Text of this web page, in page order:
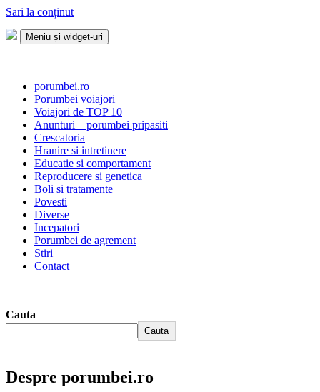
Sari la conținut
Meniu și widget-uri
porumbei.ro
Porumbei voiajori
Voiajori de TOP 10
Anunturi – porumbei pripasiti
Crescatoria
Hranire si intretinere
Educatie si comportament
Reproducere si genetica
Boli si tratamente
Povesti
Diverse
Incepatori
Porumbei de agrement
Stiri
Contact
Cauta
Cauta
Despre porumbei.ro